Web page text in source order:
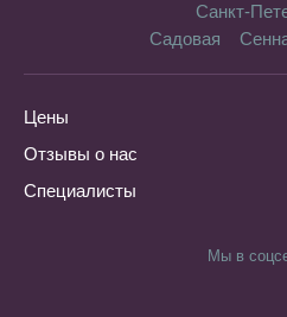
Санкт-
Садовая
Цены
Отзывы о нас
Специалисты
Мы в